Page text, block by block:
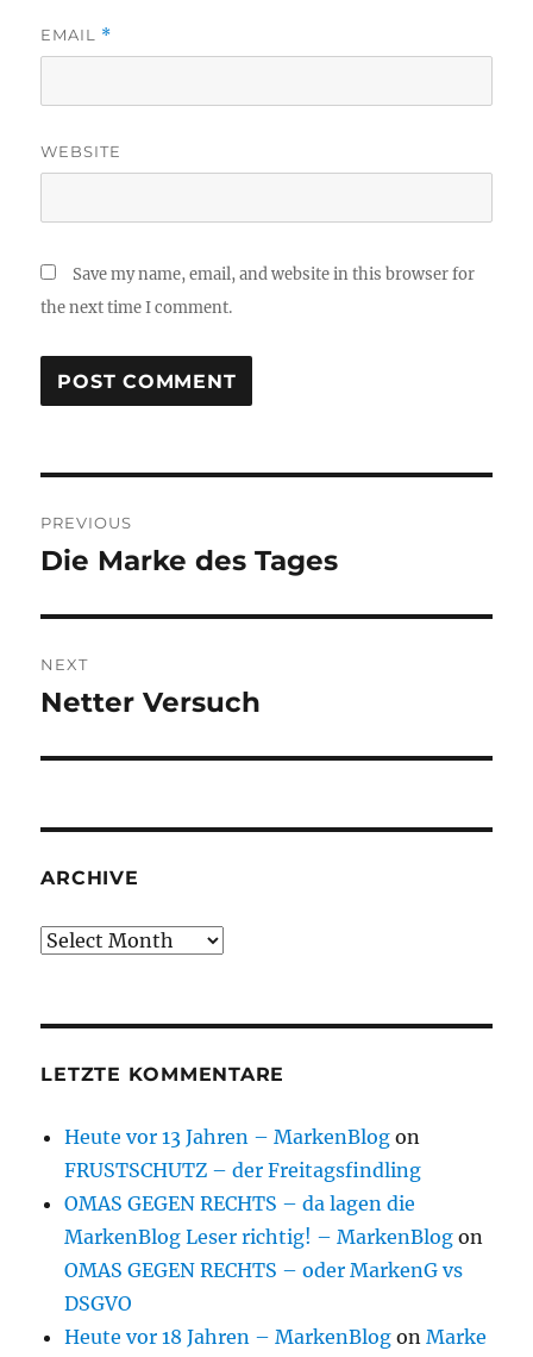
EMAIL *
WEBSITE
Save my name, email, and website in this browser for
the next time I comment.
navigation
PREVIOUS
Previous
Die Marke des Tages
NEXT
Next
Netter Versuch
ARCHIVE
Archive
LETZTE KOMMENTARE
Heute vor 13 Jahren – MarkenBlog on
FRUSTSCHUTZ – der Freitagsfindling
OMAS GEGEN RECHTS – da lagen die
MarkenBlog Leser richtig! – MarkenBlog on
OMAS GEGEN RECHTS – oder MarkenG vs
DSGVO
Heute vor 18 Jahren – MarkenBlog onMarke